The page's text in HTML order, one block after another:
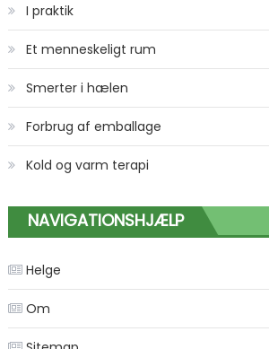
I praktik
Et menneskeligt rum
Smerter i hælen
Forbrug af emballage
Kold og varm terapi
NAVIGATIONSHJÆLP
Helge
Om